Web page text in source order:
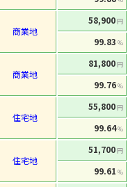
商業地
58,900円
99.83 %
商業地
81,800円
99.76%
住宅地
55,800円
99.64%
住宅地
51,700円
99.61 %